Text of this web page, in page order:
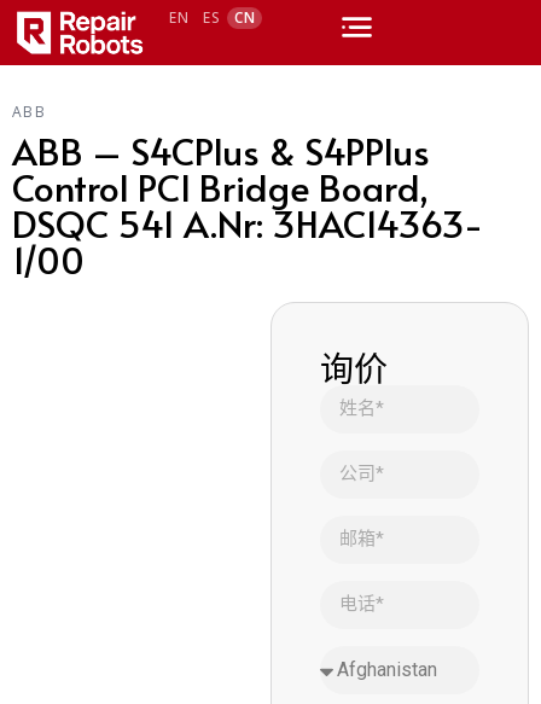
EN ES CN
ABB
ABB – S4CPlus & S4PPlus
Control PCI Bridge Board,
DSQC 541 A.Nr: 3HAC14363-
1/00
询价